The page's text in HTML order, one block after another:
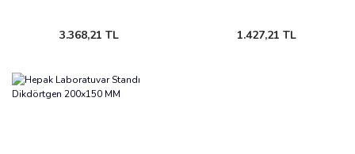
3.368,21 TL 1.427,21 TL